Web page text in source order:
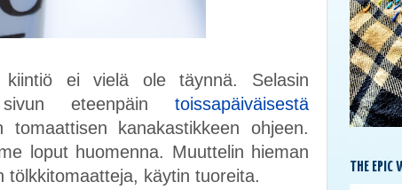
ei vielä ole täynnä. Selasin
sivun eteenpäin toissapäiväisestä
tomaattisen kanakastikkeen ohjeen.
loput huomenna. Muuttelin hieman
tölkkitomaatteja, käytin tuoreita.
THE EPIC